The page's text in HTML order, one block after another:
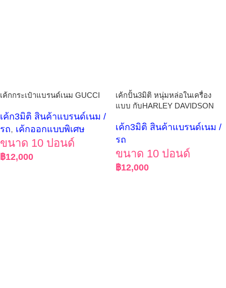
เค้กกระเป๋าแบรนด์เนม GUCCI
เค้ก3มิติ สินค้าแบรนด์เนม /
รถ, เค้กออกแบบพิเศษ
ขนาด 10 ปอนด์
฿12,000
เค้กปั้น3มิติ หนุ่มหล่อในเครื่อง
แบบ กับHARLEY DAVIDSON
เค้ก3มิติ สินค้าแบรนด์เนม /
รถ
ขนาด 10 ปอนด์
฿12,000